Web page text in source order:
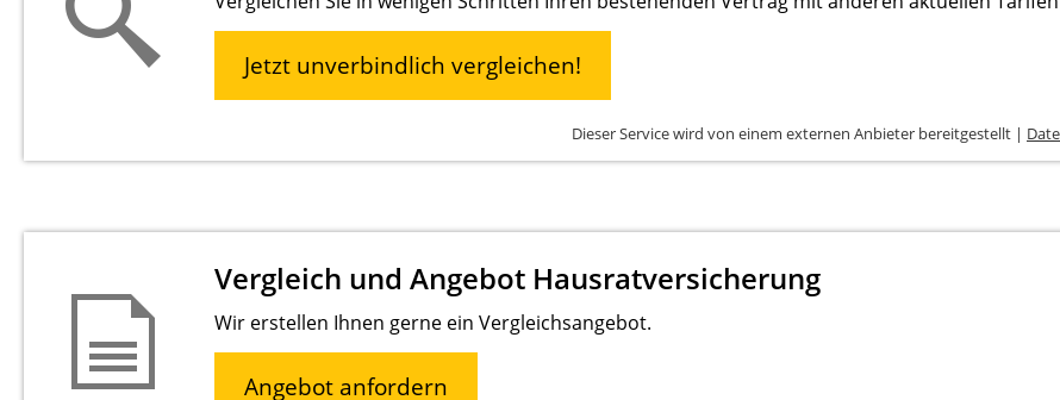
Jetzt unverbindlich vergleichen!
Dieser Service wird von einem externen Anbieter bereitgestellt |
Vergleich und Angebot Hausratversicherung
Wir erstellen Ihnen gerne ein Vergleichsangebot.
Angebot anfordern